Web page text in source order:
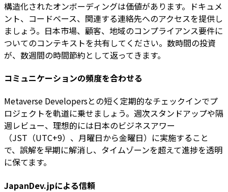
構造化されたオンボーディングは価値があります。ドキュメ
ント、コードベース、関連する連絡先へのアクセスを提供し
ましょう。日本市場、顧客、地域のコンプライアンス要件に
ついてのコンテキストを共有してください。数時間の投資
が、数週間の時間節約として返ってきます。
コミュニケーションの頻度を合わせる
Metaverse Developersとの短く定期的なチェックインでプ
ロジェクトを軌道に乗せましょう。週次スタンドアップや隔
週レビュー、理想的には日本のビジネスアワー
（JST（UTC+9）、月曜日から金曜日）に実施すること
で、誤解を早期に解消し、タイムゾーンを超えて進捗を透明
に保てます。
JapanDev.jpによる信頼